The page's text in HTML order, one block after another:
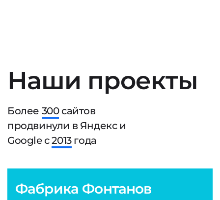
Наши проекты
Более 300сайтов
продвинули в Яндекс и
Google с2013года
Фабрика Фонтанов